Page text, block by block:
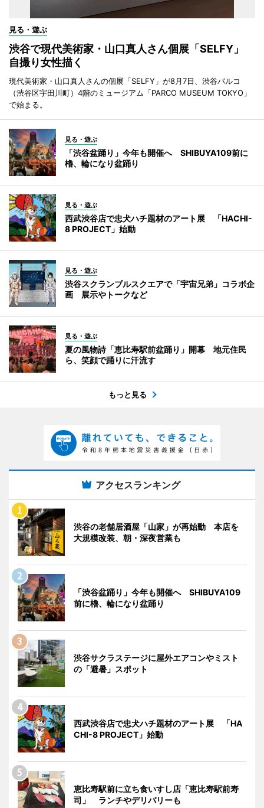
見る・遊ぶ
渋谷で現代美術家・山口真人さん個展「SELFY」
自撮り女性描く
現代美術家・山口真人さんの個展「SELFY」が8月7日、渋谷パルコ
（渋谷区宇田川町）4階のミュージアム「PARCO MUSEUM TOKYO」
で始まる。
見る・遊ぶ
「渋谷盆踊り」今年も開催へ SHIBUYA109前に
櫓、輪になり盆踊り
見る・遊ぶ
西武渋谷店で忠犬ハチ題材のアート展 「HACHI-
8 PROJECT」始動
見る・遊ぶ
渋谷スクランブルスクエアで「宇宙兄弟」コラボ企
画 展示やトークなど
見る・遊ぶ
夏の風物詩「恵比寿駅前盆踊り」開幕 地元住民
ら、笑顔で踊りに汗流す
もっと見る
アクセスランキング
渋谷の老舗居酒屋「山家」が再始動 本店を
大規模改装、朝・深夜営業も
「渋谷盆踊り」今年も開催へ SHIBUYA109
前に櫓、輪になり盆踊り
渋谷サクラステージに屋外エアコンやミスト
の「避暑」スポット
西武渋谷店で忠犬ハチ題材のアート展 「HA
CHI-8 PROJECT」始動
恵比寿駅前に立ち食いすし店「恵比寿駅前寿
司」 ランチやデリバリーも